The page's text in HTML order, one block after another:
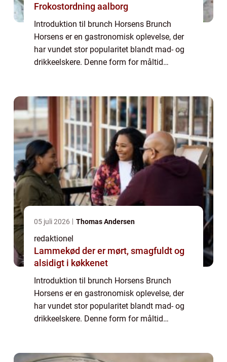
Frokostordning aalborg
Introduktion til brunch Horsens Brunch
Horsens er en gastronomisk oplevelse, der
har vundet stor popularitet blandt mad- og
drikkeelskere. Denne form for måltid
retter...
05 juli 2026 Thomas Andersen
redaktionel
Lammekød der er mørt, smagfuldt og
alsidigt i køkkenet
Introduktion til brunch Horsens Brunch
Horsens er en gastronomisk oplevelse, der
har vundet stor popularitet blandt mad- og
drikkeelskere. Denne form for måltid
retter...